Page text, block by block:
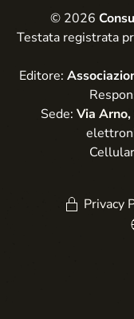
© 2026
Testata registrata
Editore:
Sede: Via
Privacy